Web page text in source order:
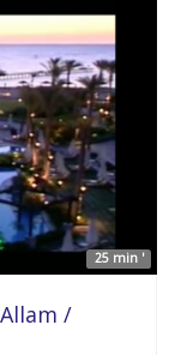
25 min '
/